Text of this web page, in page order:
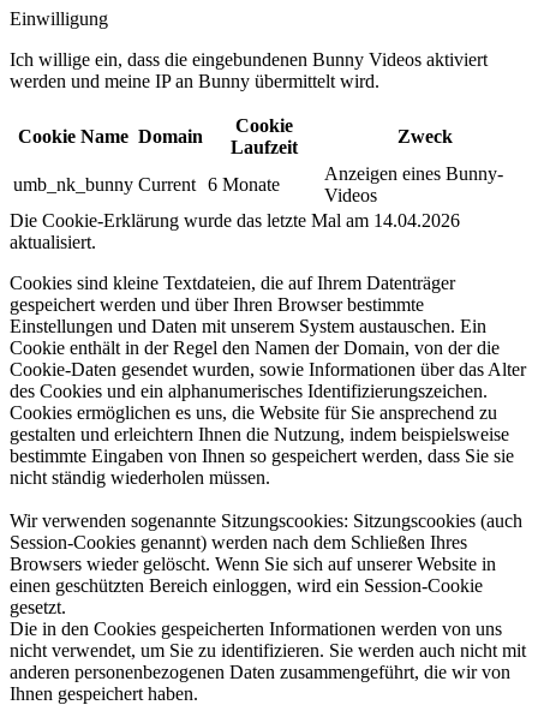
Einwilligung
Ich willige ein, dass die eingebundenen Bunny Videos aktiviert
werden und meine IP an Bunny übermittelt wird.​
Cookie Name Domain
Cookie
Laufzeit
Zweck
umb_nk_bunny Current 6 Monate
Anzeigen eines Bunny-
Videos
Die Cookie-Erklärung wurde das letzte Mal am 14.04.2026
aktualisiert.
Cookies sind kleine Textdateien, die auf Ihrem Datenträger
gespeichert werden und über Ihren Browser bestimmte
Einstellungen und Daten mit unserem System austauschen. Ein
Cookie enthält in der Regel den Namen der Domain, von der die
Cookie-Daten gesendet wurden, sowie Informationen über das Alter
des Cookies und ein alphanumerisches Identifizierungszeichen.
Cookies ermöglichen es uns, die Website für Sie ansprechend zu
gestalten und erleichtern Ihnen die Nutzung, indem beispielsweise
bestimmte Eingaben von Ihnen so gespeichert werden, dass Sie sie
nicht ständig wiederholen müssen.​
Wir verwenden sogenannte Sitzungscookies: Sitzungscookies (auch
Session-Cookies genannt) werden nach dem Schließen Ihres
Browsers wieder gelöscht. Wenn Sie sich auf unserer Website in
einen geschützten Bereich einloggen, wird ein Session-Cookie
gesetzt.​
Die in den Cookies gespeicherten Informationen werden von uns
nicht verwendet, um Sie zu identifizieren. Sie werden auch nicht mit
anderen personenbezogenen Daten zusammengeführt, die wir von
Ihnen gespeichert haben.​